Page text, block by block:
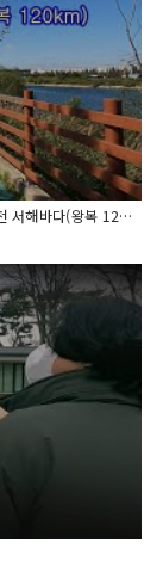
#100 자전거 여행 - 아라뱃길 4K영상 - 서울 강동구 ~ 인천 서해바다(왕복 120km) - Bicycle riding(120km) Seoul ~ Incheo, KOREA